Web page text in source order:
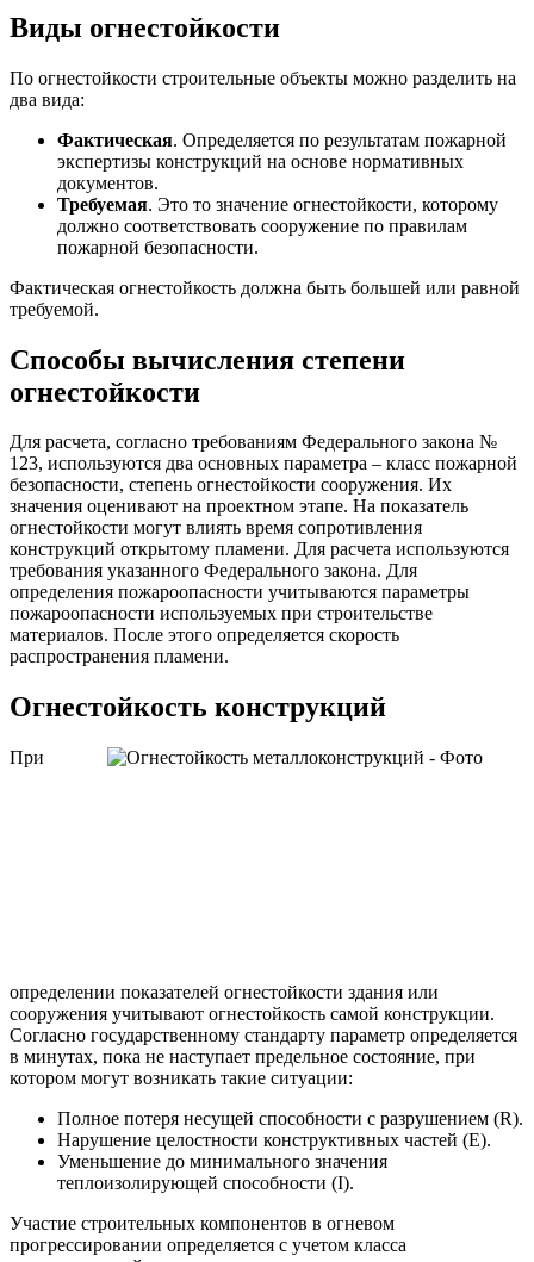
Виды огнестойкости
По огнестойкости строительные объекты можно разделить на
два вида:
Фактическая. Определяется по результатам пожарной
экспертизы конструкций на основе нормативных
документов.
Требуемая. Это то значение огнестойкости, которому
должно соответствовать сооружение по правилам
пожарной безопасности.
Фактическая огнестойкость должна быть большей или равной
требуемой.
Способы вычисления степени
огнестойкости
Для расчета, согласно требованиям Федерального закона №
123, используются два основных параметра – класс пожарной
безопасности, степень огнестойкости сооружения. Их
значения оценивают на проектном этапе. На показатель
огнестойкости могут влиять время сопротивления
конструкций открытому пламени. Для расчета используются
требования указанного Федерального закона. Для
определения пожароопасности учитываются параметры
пожароопасности используемых при строительстве
материалов. После этого определяется скорость
распространения пламени.
Огнестойкость конструкций
При
определении показателей огнестойкости здания или
сооружения учитывают огнестойкость самой конструкции.
Согласно государственному стандарту параметр определяется
в минутах, пока не наступает предельное состояние, при
котором могут возникать такие ситуации:
Полное потеря несущей способности с разрушением (R).
Нарушение целостности конструктивных частей (E).
Уменьшение до минимального значения
теплоизолирующей способности (I).
Участие строительных компонентов в огневом
прогрессировании определяется с учетом класса